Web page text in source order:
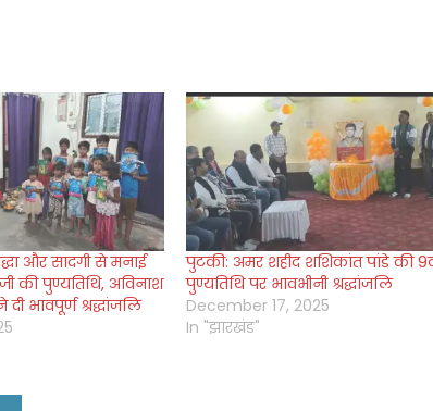
और सादगी से मनाई
की पुण्यतिथि, अविनाश
भावपूर्ण श्रद्धांजलि
पुटकी: अमर शहीद शशिकांत पांडे की
पुण्यतिथि पर भावभीनी श्रद्धांजलि
December 17, 2025
In "झारखंड"